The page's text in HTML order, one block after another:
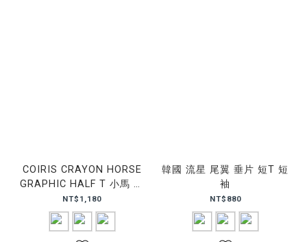
COIRIS CRAYON HORSE
GRAPHIC HALF T 小馬 印
花 短T
NT$1,180
韓國 流星 尾翼 垂片 短T 短
袖
NT$880